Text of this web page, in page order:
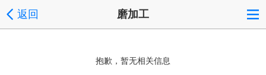
返回 磨加工
抱歉，暂无相关信息